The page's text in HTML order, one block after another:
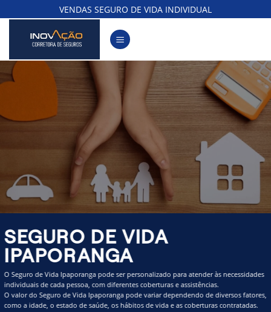
to
content
VENDAS SEGURO DE VIDA INDIVIDUAL
SEGURO DE VIDA
IPAPORANGA
O Seguro de Vida Ipaporanga pode ser personalizado para atender às necessidades
individuais de cada pessoa, com diferentes coberturas e assistências.
O valor do Seguro de Vida Ipaporanga pode variar dependendo de diversos fatores,
como a idade, o estado de saúde, os hábitos de vida e as coberturas contratadas.